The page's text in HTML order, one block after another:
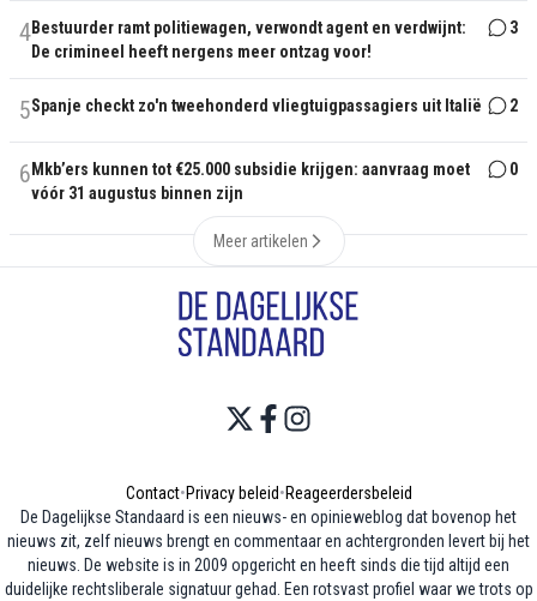
4Bestuurder ramt politiewagen, verwondt agent en verdwijnt:
De crimineel heeft nergens meer ontzag voor!
3
5Spanje checkt zo'n tweehonderd vliegtuigpassagiers uit Italië 2
6 Mkb’ers kunnen tot €25.000 subsidie krijgen: aanvraag moet
vóór 31 augustus binnen zijn
0
Meer artikelen
Contact•Privacy beleid•Reageerdersbeleid
De Dagelijkse Standaard is een nieuws- en opinieweblog dat bovenop het
nieuws zit, zelf nieuws brengt en commentaar en achtergronden levert bij het
nieuws. De website is in 2009 opgericht en heeft sinds die tijd altijd een
duidelijke rechtsliberale signatuur gehad. Een rotsvast profiel waar we trots op